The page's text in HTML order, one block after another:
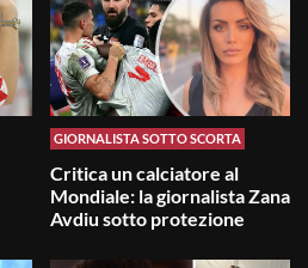
GIORNALISTA SOTTO SCORTA
Critica un calciatore al
Mondiale: la giornalista Zana
Avdiu sotto protezione